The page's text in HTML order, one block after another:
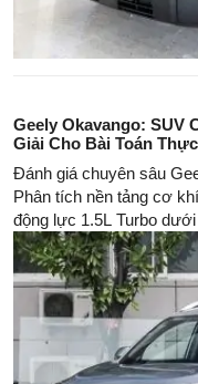
Geely Okavango: SUV
Giải Cho Bài Toán
Đánh giá chuyên sâu
Phân tích nền tảng cơ
động lực 1.5L Turbo